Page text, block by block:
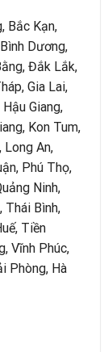
Bắc Kạn,
Dương,
Đắk Lắk,
Gia Lai,
Giang,
Kon Tum,
Long An,
Phú Thọ,
Ninh,
Thái Bình,
Tiền
Vĩnh Phúc,
Phòng, Hà